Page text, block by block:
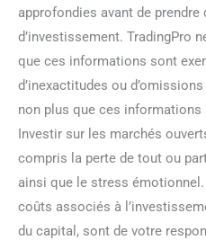
approfondies avant de prendre
d’investissement. TradingPro
que ces informations sont
d’inexactitudes ou
non plus que ces informations
Investir sur les marchés
compris la perte de tout ou
ainsi que le stress
coûts associés à
du capital, sont de votre